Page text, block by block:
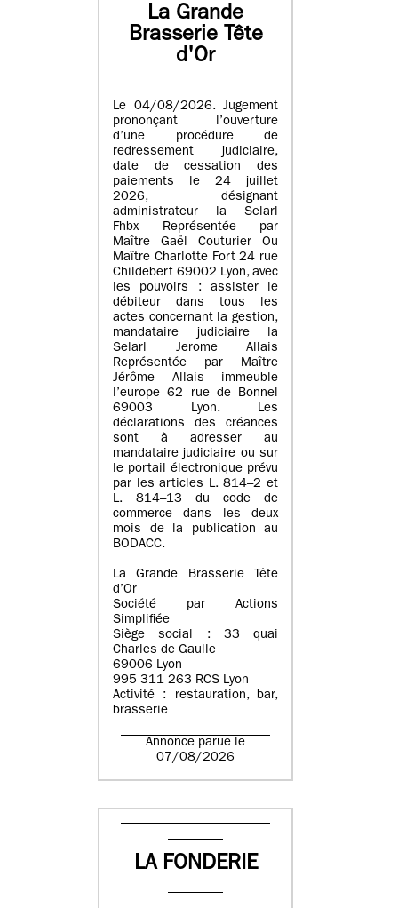
La Grande
Brasserie Tête
d'Or
Le 04/08/2026. Jugement
prononçant l’ouverture
d’une procédure de
redressement judiciaire,
date de cessation des
paiements le 24 juillet
2026, désignant
administrateur la Selarl
Fhbx Représentée par
Maître Gaël Couturier Ou
Maître Charlotte Fort 24 rue
Childebert 69002 Lyon, avec
les pouvoirs : assister le
débiteur dans tous les
actes concernant la gestion,
mandataire judiciaire la
Selarl Jerome Allais
Représentée par Maître
Jérôme Allais immeuble
l’europe 62 rue de Bonnel
69003 Lyon. Les
déclarations des créances
sont à adresser au
mandataire judiciaire ou sur
le portail électronique prévu
par les articles L. 814–2 et
L. 814–13 du code de
commerce dans les deux
mois de la publication au
BODACC.
La Grande Brasserie Tête
d’Or
Société par Actions
Simplifiée
Siège social : 33 quai
Charles de Gaulle
69006 Lyon
995 311 263 RCS Lyon
Activité : restauration, bar,
brasserie
Annonce parue le
07/08/2026
LA FONDERIE